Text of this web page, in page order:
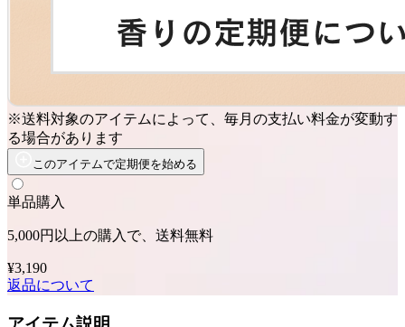
※送料対象のアイテムによって、毎月の支払い料金が変動す
る場合があります
このアイテムで定期便を始める
単品購入
5,000円以上の購入で、送料無料
¥3,190
返品について